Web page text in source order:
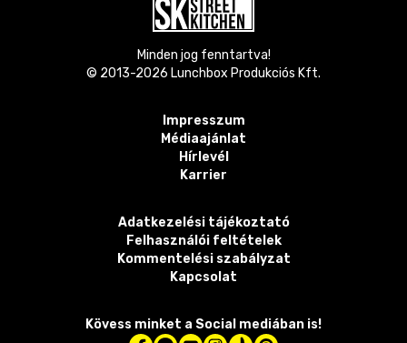
Minden jog fenntartva!
© 2013-2026 Lunchbox Produkciós Kft.
Impresszum
Médiaajánlat
Hírlevél
Karrier
Adatkezelési tájékoztató
Felhasználói feltételek
Kommentelési szabályzat
Kapcsolat
Kövess minket a Social mediában is!